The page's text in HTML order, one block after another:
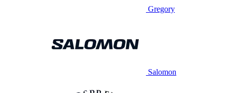
Gregory
Salomon